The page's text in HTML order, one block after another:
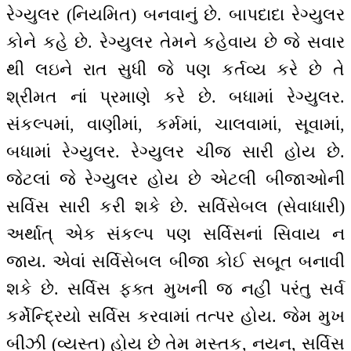
રેગ્યુલર (નિયમિત) બનવાનું છે. બાપદાદા રેગ્યુલર
કોને કહે છે. રેગ્યુલર તેમને કહેવાય છે જે સવાર
થી લઇને રાત સુધી જે પણ કર્તવ્ય કરે છે તે
શ્રીમત નાં પ્રમાણે કરે છે. બધામાં રેગ્યુલર.
સંકલ્પમાં, વાણીમાં, કર્મમાં, ચાલવામાં, સૂવામાં,
બધામાં રેગ્યુલર. રેગ્યુલર ચીજ સારી હોય છે.
જેટલાં જે રેગ્યુલર હોય છે એટલી બીજાઓની
સર્વિસ સારી કરી શકે છે. સર્વિસેબલ (સેવાધારી)
અર્થાત્ એક સંકલ્પ પણ સર્વિસનાં સિવાય ન
જાય. એવાં સર્વિસેબલ બીજા કોઈ સબૂત બનાવી
શકે છે. સર્વિસ ફક્ત મુખની જ નહીં પરંતુ સર્વ
કર્મેન્દ્રિયો સર્વિસ કરવામાં તત્પર હોય. જેમ મુખ
બીઝી (વ્યસ્ત) હોય છે તેમ મસ્તક, નયન, સર્વિસ